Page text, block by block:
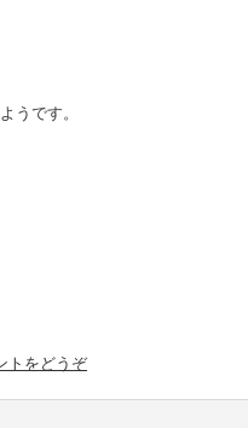
うです。
トをどうぞ